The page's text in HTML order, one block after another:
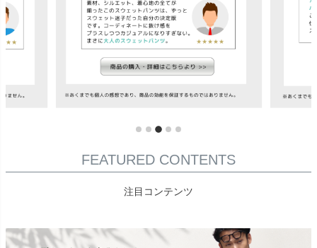
FEATURED CONTENTS
注目コンテンツ